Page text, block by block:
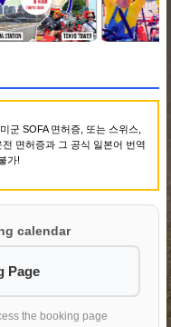
군 SOFA 면허증, 또는 스위스,
면허증과 그 공식 일본어 번역
가!
calendar
Page
the booking page